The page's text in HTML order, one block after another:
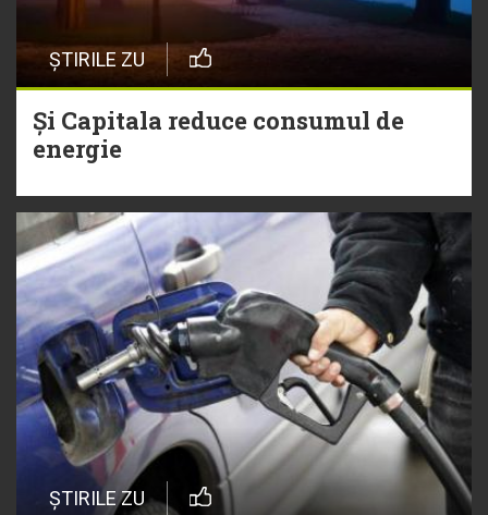
ȘTIRILE ZU
Și Capitala reduce consumul de
energie
ȘTIRILE ZU